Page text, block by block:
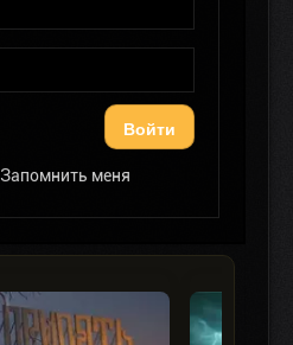
Войти
Запомнить меня